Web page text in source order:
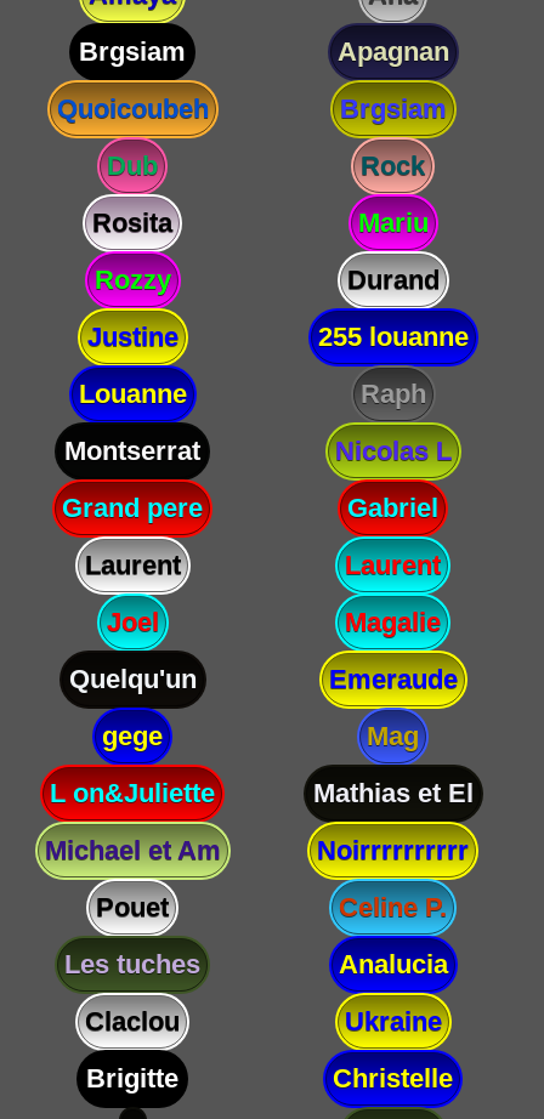
Brgsiam
Apagnan
Quoicoubeh
Brgsiam
Dub
Rock
Rosita
Mariu
Rozzy
Durand
Justine
255 louanne
Louanne
Raph
Montserrat
Nicolas L
Grand pere
Gabriel
Laurent
Laurent
Joel
Magalie
Quelqu'un
Emeraude
gege
Mag
L on&Juliette
Mathias et El
Michael et Am
Noirrrrrrrrrr
Pouet
Celine P.
Les tuches
Analucia
Claclou
Ukraine
Brigitte
Christelle